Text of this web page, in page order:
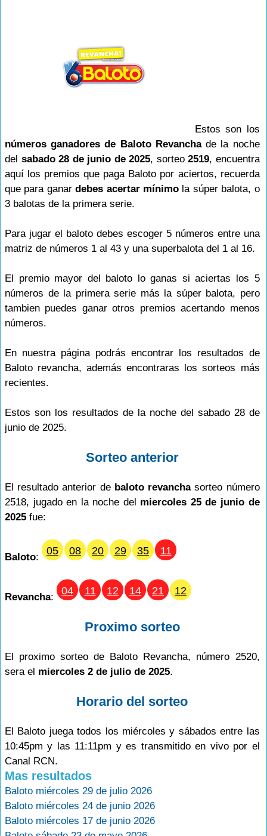
Estos son los
números ganadores de Baloto Revanchade la noche
del sabado 28 de junio de 2025, sorteo2519, encuentra
aquí los premios que paga Baloto por aciertos, recuerda
que para ganardebes acertar mínimo la súper balota, o
3 balotas de la primera serie.
Para jugar el baloto debes escoger 5 números entre una
matriz de números 1 al 43 y una superbalota del 1 al 16.
El premio mayor del baloto lo ganas si aciertas los 5
números de la primera serie más la súper balota, pero
tambien puedes ganar otros premios acertando menos
números.
En nuestra página podrás encontrar los resultados de
Baloto revancha, además encontraras los sorteos más
recientes.
Estos son los resultados de la noche del sabado 28 de
junio de 2025.
Sorteo anterior
El resultado anterior de baloto revanchasorteo número
2518, jugado en la noche del miercoles 25 de junio de
2025 fue:
Baloto:
05 08 20 29 35 11
Revancha:
04 11 12 14 21 12
Proximo sorteo
El proximo sorteo de Baloto Revancha, número 2520,
sera el miercoles 2 de julio de 2025.
Horario del sorteo
El Baloto juega todos los miércoles y sábados entre las
10:45pm y las 11:11pm y es transmitido en vivo por el
Canal RCN.
Mas resultados
Baloto miércoles 29 de julio 2026
Baloto miércoles 24 de junio 2026
Baloto miércoles 17 de junio 2026